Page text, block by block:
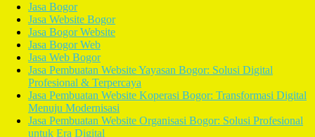
Jasa Bogor
Jasa Website Bogor
Jasa Bogor Website
Jasa Bogor Web
Jasa Web Bogor
Jasa Pembuatan Website Yayasan Bogor: Solusi Digital
Profesional & Terpercaya
Jasa Pembuatan Website Koperasi Bogor: Transformasi Digital
Menuju Modernisasi
Jasa Pembuatan Website Organisasi Bogor: Solusi Profesional
untuk Era Digital